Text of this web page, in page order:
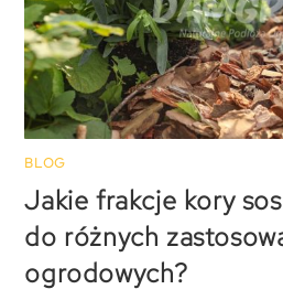
BLOG
Jakie frakcje kory
do różnych
ogrodowych?